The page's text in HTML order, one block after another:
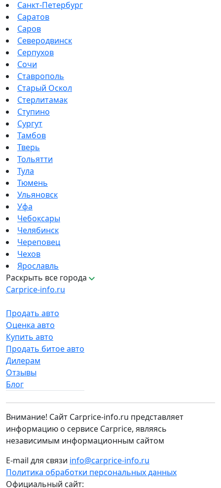
Санкт-Петербург
Саратов
Саров
Северодвинск
Серпухов
Сочи
Ставрополь
Старый Оскол
Стерлитамак
Ступино
Сургут
Тамбов
Тверь
Тольятти
Тула
Тюмень
Ульяновск
Уфа
Чебоксары
Челябинск
Череповец
Чехов
Ярославль
Раскрыть все города
Carprice-info.ru
Продать авто
Оценка авто
Купить авто
Продать битое авто
Дилерам
Отзывы
Блог
Внимание! Сайт Carprice-info.ru представляет
информацию о сервисе Carprice, являясь
независимым информационным сайтом
E-mail для связи info@carprice-info.ru
Политика обработки персональных данных
Официальный сайт: